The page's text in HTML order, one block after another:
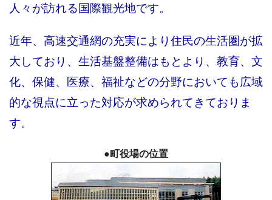
人々が訪れる国際観光地です。
近年、高速交通網の充実により住民の生活圏が拡
大しており、生活基盤整備はもとより、教育、文
化、保健、医療、福祉などの分野においても広域
的な視点に立った対応が求められてきておりま
す。
●町役場の位置